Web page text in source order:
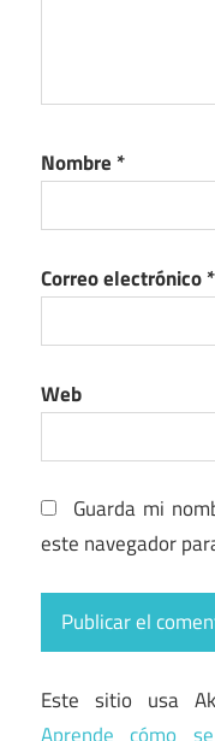
Nombre *
Correo electrónico*
Web
Guarda mi
este navegador
Este sitio usa
Aprende cómo